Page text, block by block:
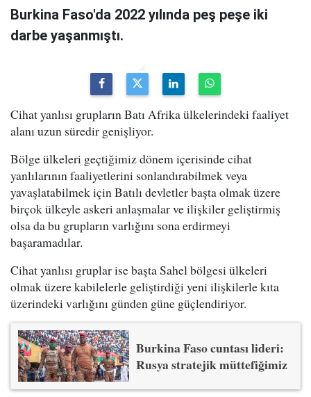
Burkina Faso'da 2022 yılında peş peşe iki
darbe yaşanmıştı.
Cihat yanlısı grupların Batı Afrika ülkelerindeki faaliyet
alanı uzun süredir genişliyor.
Bölge ülkeleri geçtiğimiz dönem içerisinde cihat
yanlılarının faaliyetlerini sonlandırabilmek veya
yavaşlatabilmek için Batılı devletler başta olmak üzere
birçok ülkeyle askeri anlaşmalar ve ilişkiler geliştirmiş
olsa da bu grupların varlığını sona erdirmeyi
başaramadılar.
Cihat yanlısı gruplar ise başta Sahel bölgesi ülkeleri
olmak üzere kabilelerle geliştirdiği yeni ilişkilerle kıta
üzerindeki varlığını günden güne güçlendiriyor.
Burkina Faso cuntası lideri:
Rusya stratejik müttefiğimiz